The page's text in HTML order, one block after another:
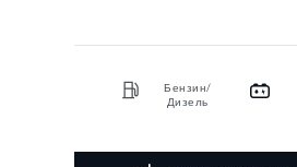
Бензин/
Дизель